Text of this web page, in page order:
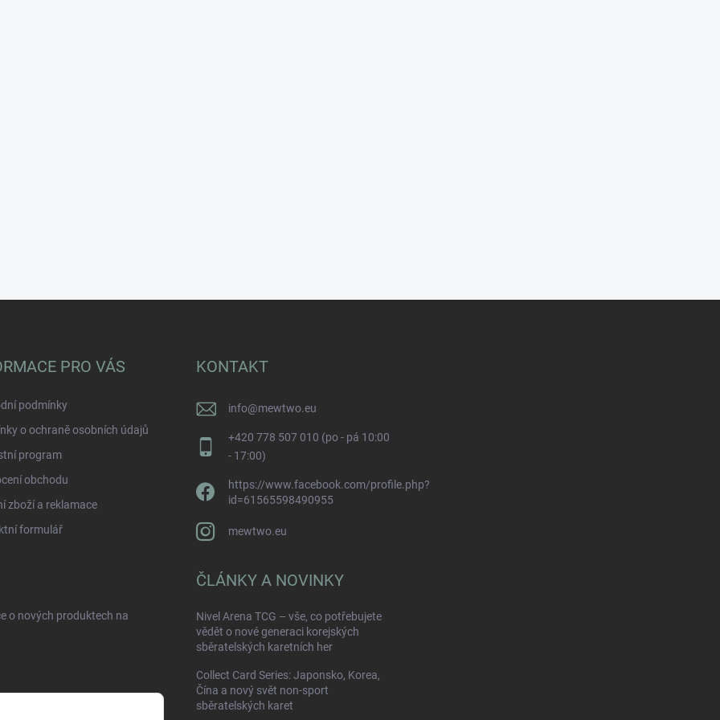
PRO VÁS
podmínky
o ochraně osobních údajů
program
obchodu
zboží a reklamace
formulář
KONTAKT
info@mewtwo.eu
+420 778 507 010 (po - pá 10:00
- 17:00)
https://www.facebook.com/profile.php?
id=61565598490955
mewtwo.eu
o nových produktech na
ČLÁNKY A NOVINKY
Nivel Arena TCG – vše, co potřebujete
vědět o nové generaci korejských
sběratelských karetních her
Collect Card Series: Japonsko, Korea,
Čína a nový svět non-sport
sběratelských karet